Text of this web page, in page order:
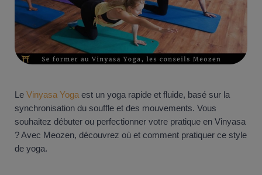
Le Vinyasa Yoga est un yoga rapide et fluide, basé sur la
synchronisation du souffle et des mouvements. Vous
souhaitez débuter ou perfectionner votre pratique en Vinyasa
? Avec Meozen, découvrez où et comment pratiquer ce style
de yoga.